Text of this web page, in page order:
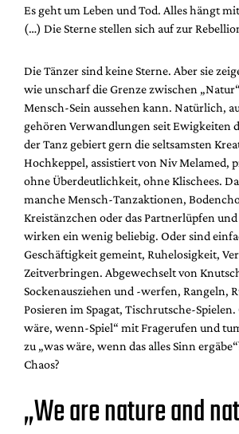
Es geht um Leben und Tod. Alles hängt
(…) Die Sterne stellen sich auf zur
Die Tänzer sind keine Sterne. Aber sie
wie unscharf die Grenze zwischen
Mensch-Sein aussehen kann. Natürlich,
gehören Verwandlungen seit Ewigkeiten
der Tanz gebiert gern die seltsamsten
Hochkeppel, assistiert von Niv Melamed,
ohne Überdeutlichkeit, ohne Klischees.
manche Mensch-Tanzaktionen,
Kreistänzchen oder das Partnerlüpfen
wirken ein wenig beliebig. Oder sind
Geschäftigkeit gemeint, Ruhelosigkeit,
Zeitverbringen. Abgewechselt von
Sockenausziehen und -werfen, Rangeln,
Posieren im Spagat, Tischrutsche-Spielen.
wäre, wenn-Spiel“ mit Fragerufen und
zu „was wäre, wenn das alles Sinn
Chaos?
„We are nature and